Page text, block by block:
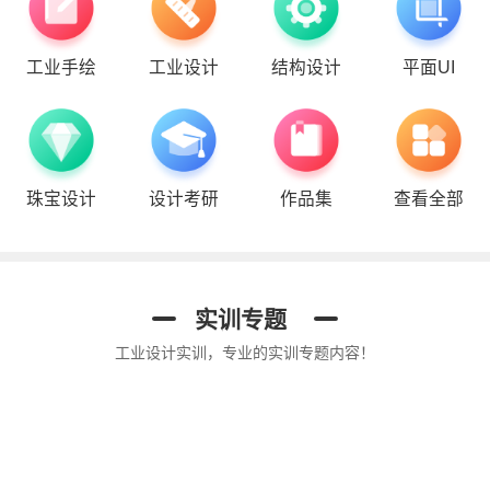
工业手绘 工业设计 结构设计 平面UI
珠宝设计 设计考研 作品集 查看全部
实训专题
工业设计实训，专业的实训专题内容！